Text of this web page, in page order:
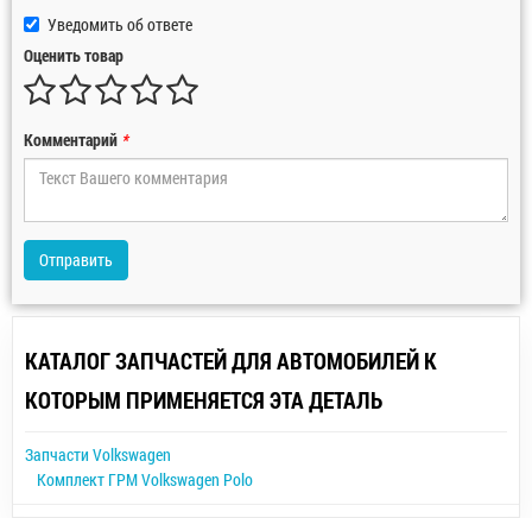
Уведомить об ответе
Оценить товар
Комментарий *
Отправить
КАТАЛОГ ЗАПЧАСТЕЙ ДЛЯ АВТОМОБИЛЕЙ К
КОТОРЫМ ПРИМЕНЯЕТСЯ ЭТА ДЕТАЛЬ
Запчасти Volkswagen
Комплект ГРМ Volkswagen Polo